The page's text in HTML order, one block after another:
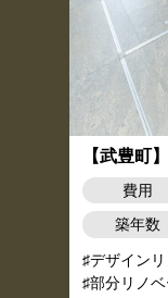
【武豊町
費用
築年数
デザイン
部分リノ